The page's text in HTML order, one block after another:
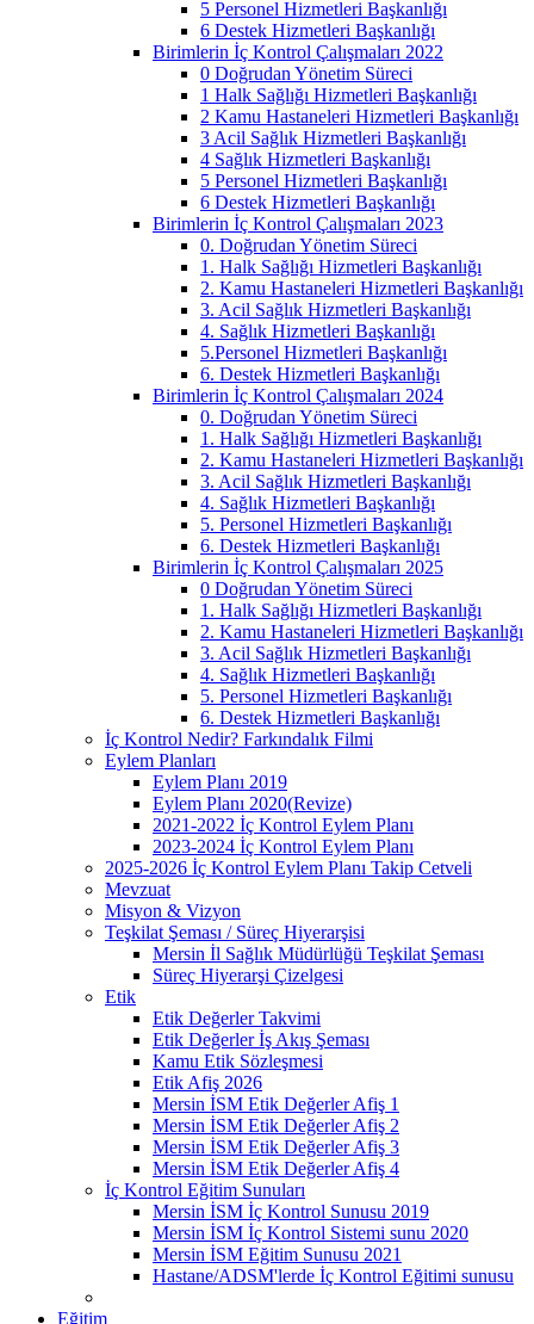
5 Personel Hizmetleri Başkanlığı
6 Destek Hizmetleri Başkanlığı
Birimlerin İç Kontrol Çalışmaları 2022
0 Doğrudan Yönetim Süreci
1 Halk Sağlığı Hizmetleri Başkanlığı
2 Kamu Hastaneleri Hizmetleri Başkanlığı
3 Acil Sağlık Hizmetleri Başkanlığı
4 Sağlık Hizmetleri Başkanlığı
5 Personel Hizmetleri Başkanlığı
6 Destek Hizmetleri Başkanlığı
Birimlerin İç Kontrol Çalışmaları 2023
0. Doğrudan Yönetim Süreci
1. Halk Sağlığı Hizmetleri Başkanlığı
2. Kamu Hastaneleri Hizmetleri Başkanlığı
3. Acil Sağlık Hizmetleri Başkanlığı
4. Sağlık Hizmetleri Başkanlığı
5.Personel Hizmetleri Başkanlığı
6. Destek Hizmetleri Başkanlığı
Birimlerin İç Kontrol Çalışmaları 2024
0. Doğrudan Yönetim Süreci
1. Halk Sağlığı Hizmetleri Başkanlığı
2. Kamu Hastaneleri Hizmetleri Başkanlığı
3. Acil Sağlık Hizmetleri Başkanlığı
4. Sağlık Hizmetleri Başkanlığı
5. Personel Hizmetleri Başkanlığı
6. Destek Hizmetleri Başkanlığı
Birimlerin İç Kontrol Çalışmaları 2025
0 Doğrudan Yönetim Süreci
1. Halk Sağlığı Hizmetleri Başkanlığı
2. Kamu Hastaneleri Hizmetleri Başkanlığı
3. Acil Sağlık Hizmetleri Başkanlığı
4. Sağlık Hizmetleri Başkanlığı
5. Personel Hizmetleri Başkanlığı
6. Destek Hizmetleri Başkanlığı
İç Kontrol Nedir? Farkındalık Filmi
Eylem Planları
Eylem Planı 2019
Eylem Planı 2020(Revize)
2021-2022 İç Kontrol Eylem Planı
2023-2024 İç Kontrol Eylem Planı
2025-2026 İç Kontrol Eylem Planı Takip Cetveli
Mevzuat
Misyon & Vizyon
Teşkilat Şeması / Süreç Hiyerarşisi
Mersin İl Sağlık Müdürlüğü Teşkilat Şeması
Süreç Hiyerarşi Çizelgesi
Etik
Etik Değerler Takvimi
Etik Değerler İş Akış Şeması
Kamu Etik Sözleşmesi
Etik Afiş 2026
Mersin İSM Etik Değerler Afiş 1
Mersin İSM Etik Değerler Afiş 2
Mersin İSM Etik Değerler Afiş 3
Mersin İSM Etik Değerler Afiş 4
İç Kontrol Eğitim Sunuları
Mersin İSM İç Kontrol Sunusu 2019
Mersin İSM İç Kontrol Sistemi sunu 2020
Mersin İSM Eğitim Sunusu 2021
Hastane/ADSM'lerde İç Kontrol Eğitimi sunusu
Eğitim